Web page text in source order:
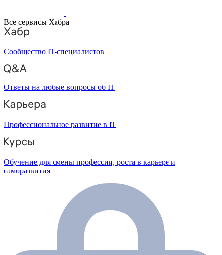
Все сервисы Хабра
Сообщество IT-специалистов
Ответы на любые вопросы об IT
Профессиональное развитие в IT
Обучение для смены профессии, роста в карьере и
саморазвития